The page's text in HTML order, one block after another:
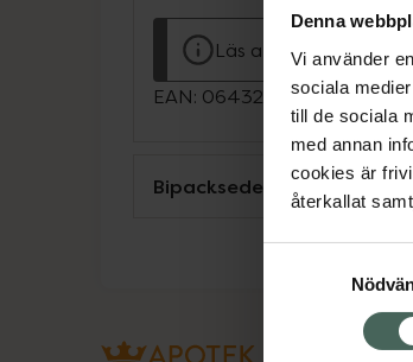
Denna
Vi använder
sociala
till de sociala
med annan
cookies är
återkallat
Läs alltid
EAN: 06432100040671
Bipacksedel från FASS